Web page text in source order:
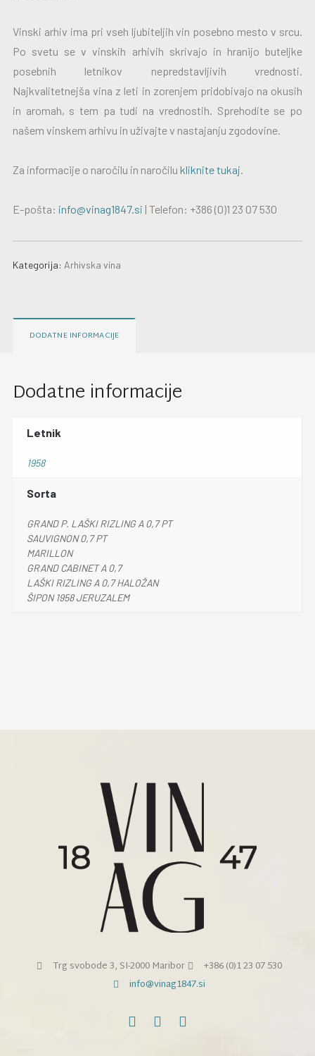
Vinski arhiv ima pri vseh ljubiteljih vin posebno mesto v srcu.
Po svetu se v vinskih arhivih skrivajo in hranijo buteljke
posebnih letnikov nepredstavljivih vrednosti.
Najkvalitetnejša vina z leti in zorenjem pridobivajo na okusih
in aromah, s tem pa tudi na vrednostih. Sprehodite se po
našem vinskem arhivu in uživajte v nastajanju zgodovine.
Za informacije o naročilu in naročilu kliknite tukaj.
E-pošta: info@vinag1847.si | Telefon: +386 (0)1 23 07 530
Kategorija: Arhivska vina
DODATNE INFORMACIJE
Dodatne informacije
Letnik
1958
Sorta
GRAND P. LAŠKI RIZLING A 0,7 PT
SAUVIGNON 0,7 PT
MARILLON
GRAND CABINET A 0,7
LAŠKI RIZLING A 0,7 HALOŽAN
ŠIPON 1958 JERUZALEM
Trg svobode 3, SI-2000 Maribor
+386 (0)1 23 07 530
info@vinag1847.si